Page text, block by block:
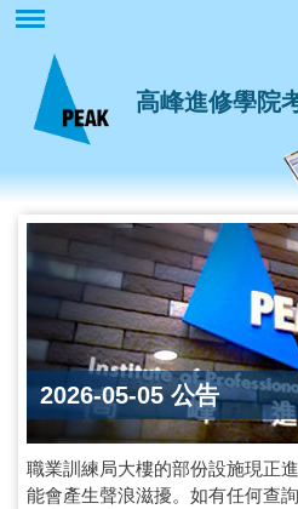
內
容
高峰進修學院
2026-05-05 公告
職業訓練局大樓的部份設施現正
能會產生聲浪滋擾。如有任何查